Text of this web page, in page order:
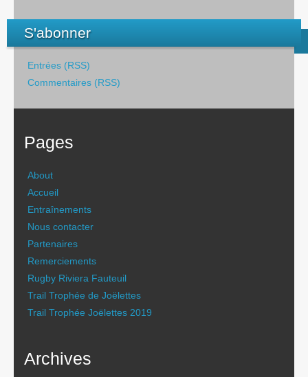
S'abonner
Entrées (RSS)
Commentaires (RSS)
Pages
About
Accueil
Entraînements
Nous contacter
Partenaires
Remerciements
Rugby Riviera Fauteuil
Trail Trophée de Joëlettes
Trail Trophée Joëlettes 2019
Archives